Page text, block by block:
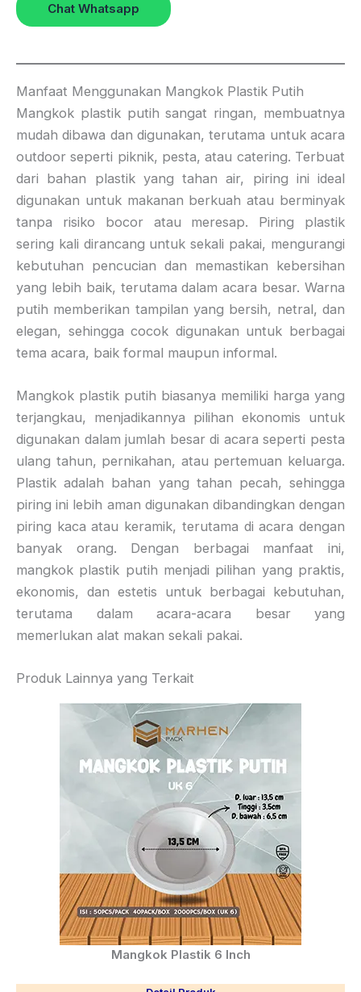
Chat Whatsapp
Manfaat Menggunakan Mangkok Plastik Putih
Mangkok plastik putih sangat ringan, membuatnya
mudah dibawa dan digunakan, terutama untuk acara
outdoor seperti piknik, pesta, atau catering. Terbuat
dari bahan plastik yang tahan air, piring ini ideal
digunakan untuk makanan berkuah atau berminyak
tanpa risiko bocor atau meresap. Piring plastik
sering kali dirancang untuk sekali pakai, mengurangi
kebutuhan pencucian dan memastikan kebersihan
yang lebih baik, terutama dalam acara besar. Warna
putih memberikan tampilan yang bersih, netral, dan
elegan, sehingga cocok digunakan untuk berbagai
tema acara, baik formal maupun informal.
Mangkok plastik putih biasanya memiliki harga yang
terjangkau, menjadikannya pilihan ekonomis untuk
digunakan dalam jumlah besar di acara seperti pesta
ulang tahun, pernikahan, atau pertemuan keluarga.
Plastik adalah bahan yang tahan pecah, sehingga
piring ini lebih aman digunakan dibandingkan dengan
piring kaca atau keramik, terutama di acara dengan
banyak orang. Dengan berbagai manfaat ini,
mangkok plastik putih menjadi pilihan yang praktis,
ekonomis, dan estetis untuk berbagai kebutuhan,
terutama dalam acara-acara besar yang
memerlukan alat makan sekali pakai.
Produk Lainnya yang Terkait
Mangkok Plastik 6 Inch